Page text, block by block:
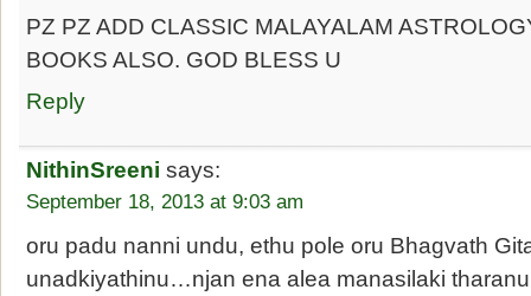
PZ PZ ADD CLASSIC MALAYALAM
BOOKS ALSO. GOD BLESS U
Reply
NithinSreeni says:
September 18, 2013 at 9:03 am
oru padu nanni undu, ethu pole oru Bhagvath
unadkiyathinu…njan ena alea manasilaki